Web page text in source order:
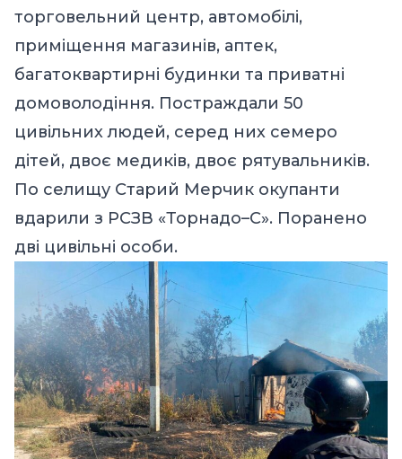
торговельний центр, автомобілі,
приміщення магазинів, аптек,
багатоквартирні будинки та приватні
домоволодіння. Постраждали 50
цивільних людей, серед них семеро
дітей, двоє медиків, двоє рятувальників.
По селищу Старий Мерчик окупанти
вдарили з РСЗВ «Торнадо–С». Поранено
дві цивільні особи.